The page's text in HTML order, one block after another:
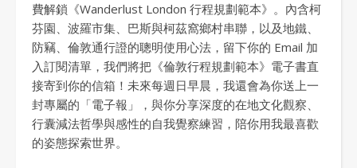
費解鎖《Wanderlust London 行程規劃範本》。內含柯
芬園、波羅市集、巴斯與柯茲窩鄉村串聯，以及地鐵、
防竊、倫敦通行證的聰明使用心法，留下你的 Email 加
入訂閱清單，我們將把《倫敦行程規劃範本》電子書直
接寄到你的信箱！未來每週日早晨，我還會為你送上一
封專屬的「電子報」，與你分享深度的在地文化觀察、
行囊減法哲學與感性的自我覺察練習，陪你用我最喜歡
的姿態探索世界。